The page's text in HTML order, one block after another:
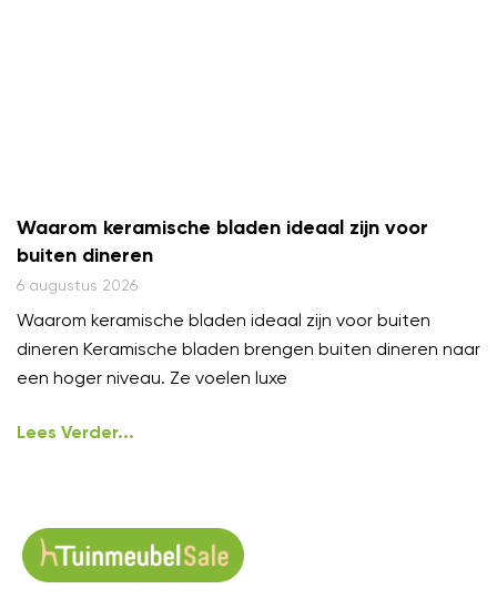
Waarom keramische bladen ideaal zijn voor
buiten dineren
6 augustus 2026
Waarom keramische bladen ideaal zijn voor buiten
dineren Keramische bladen brengen buiten dineren naar
een hoger niveau. Ze voelen luxe
Lees Verder...